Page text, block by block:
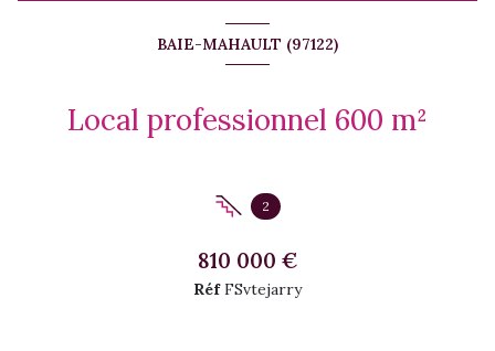
BAIE-MAHAULT (97122)
Local professionnel 600 m²
2
810 000 €
RéfFSvtejarry